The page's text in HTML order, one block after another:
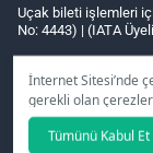
İnternet Sitesi’nde
gerekli olan
kullanılmaktadır.
kişiselleştirilmiş
Tümünü Kabul Et
Uçak bileti işlemleri
No: 4443) | (IATA